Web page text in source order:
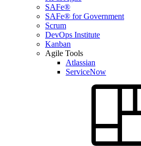
SAFe®
SAFe® for Government
Scrum
DevOps Institute
Kanban
Agile Tools
Atlassian
ServiceNow